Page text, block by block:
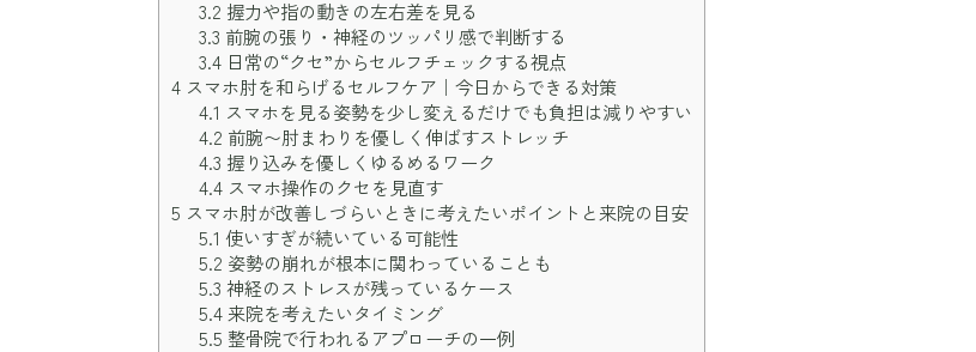
3.2 握力や指の動きの左右差を見る
3.3 前腕の張り・神経のツッパリ感で判断する
3.4日常の“クセ”からセルフチェックする視点
4 スマホ肘を和らげるセルフケア｜今日からできる対策
4.1 スマホを見る姿勢を少し変えるだけでも負担は減りやすい
4.2 前腕〜肘まわりを優しく伸ばすストレッチ
4.3 握り込みを優しくゆるめるワーク
4.4スマホ操作のクセを見直す
5 スマホ肘が改善しづらいときに考えたいポイントと来院の目安
5.1 使いすぎが続いている可能性
5.2 姿勢の崩れが根本に関わっていることも
5.3 神経のストレスが残っているケース
5.4来院を考えたいタイミング
5.5 整骨院で行われるアプローチの一例